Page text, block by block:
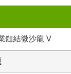
鏈結微沙龍 V